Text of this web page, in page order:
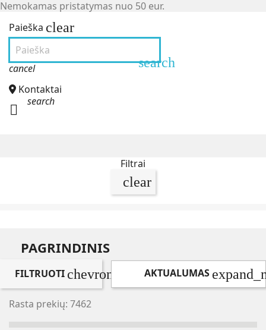
Nemokamas pristatymas nuo 50 eur.
Paieška clear
search
cancel
Kontaktai

search
Filtrai
clear
PAGRINDINIS
FILTRUOTI chevron_rightAKTUALUMAS
Rasta prekių: 7462